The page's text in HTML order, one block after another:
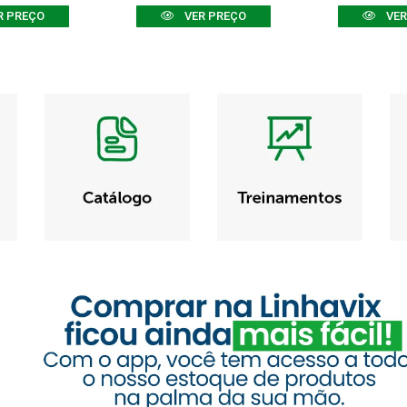
PREÇO VER PREÇO